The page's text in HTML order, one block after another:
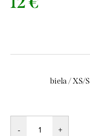
biela / XS/S